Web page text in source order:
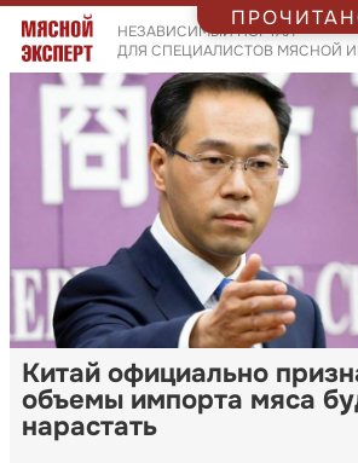
НЕЗАВИСИМЫЙ ПОРТАЛ
ДЛЯ СПЕЦИАЛИСТОВ МЯСНОЙ
Китай официально
объемы импорта мяса
нарастать